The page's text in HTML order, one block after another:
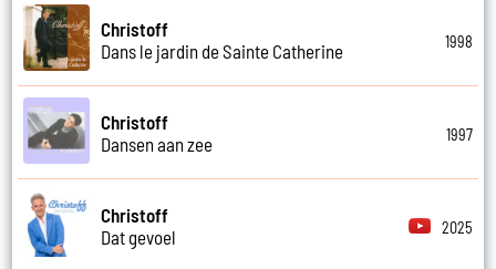
Christoff
Dans le jardin de Sainte Catherine
1998
Christoff
Dansen aan zee
1997
Christoff
Dat gevoel
2025